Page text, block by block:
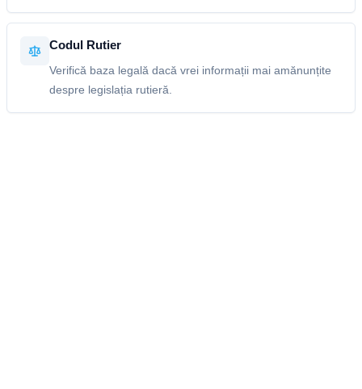
Codul Rutier
Verifică baza legală dacă vrei informații mai amănunțite
despre legislația rutieră.